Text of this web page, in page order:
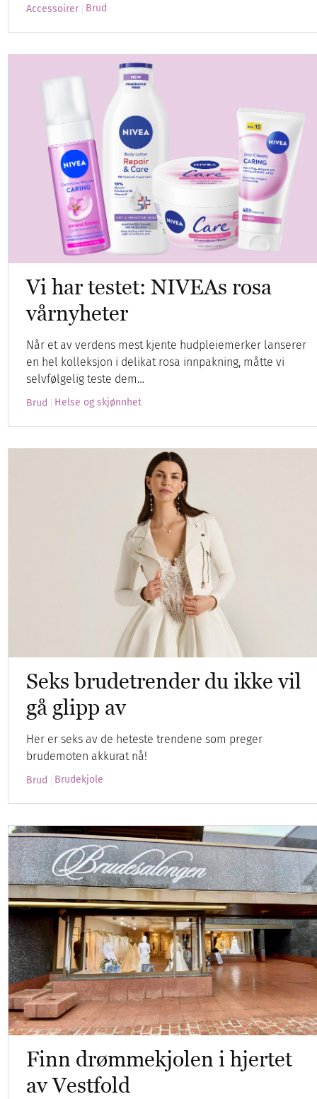
Accessoirer Brud
Vi har testet: NIVEAs rosa
vårnyheter
Når et av verdens mest kjente hudpleiemerker lanserer
en hel kolleksjon i delikat rosa innpakning, måtte vi
selvfølgelig teste dem…
Brud Helse og skjønnhet
Seks brudetrender du ikke vil
gå glipp av
Her er seks av de heteste trendene som preger
brudemoten akkurat nå!
Brud Brudekjole
Finn drømmekjolen i hjertet
av Vestfold